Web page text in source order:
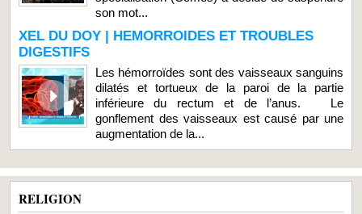
son mot...
XEL DU DOY | HEMORROIDES ET TROUBLES
DIGESTIFS
Les hémorroïdes sont des vaisseaux sanguins
dilatés et tortueux de la paroi de la partie
inférieure du rectum et de l’anus. Le
gonflement des vaisseaux est causé par une
augmentation de la...
RELIGION